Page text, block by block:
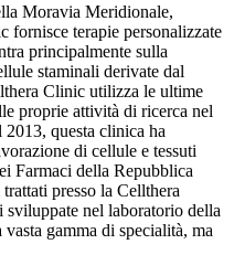
Moravia Meridionale,
fornisce terapie personalizzate
principalmente sulla
staminali derivate dal
Clinic utilizza le ultime
proprie attività di ricerca nel
questa clinica ha
di cellule e tessuti
Farmaci della Repubblica
presso la Cellthera
nel laboratorio della
gamma di specialità, ma